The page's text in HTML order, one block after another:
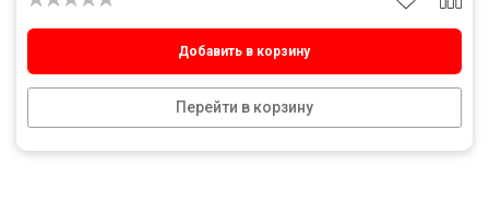
Добавить в корзину
Перейти в корзину